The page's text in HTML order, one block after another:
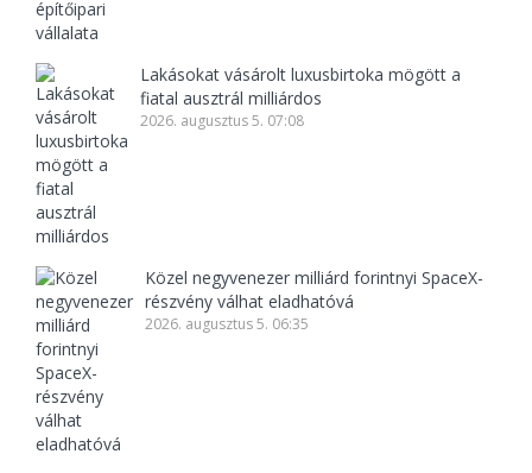
Lakásokat vásárolt luxusbirtoka mögött a
fiatal ausztrál milliárdos
2026. augusztus 5. 07:08
Közel negyvenezer milliárd forintnyi SpaceX-
részvény válhat eladhatóvá
2026. augusztus 5. 06:35